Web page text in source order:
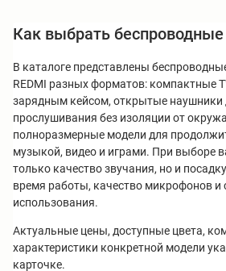
Как выбрать
В каталоге представлены
REDMI разных форматов: компактные
зарядным кейсом, открытые наушники
прослушивания без изоляции от
полноразмерные модели для
музыкой, видео и играми. При выборе
только качество звучания, но и
время работы, качество микрофонов и
использования.
Актуальные цены, доступные цвета,
характеристики конкретной модели
карточке.